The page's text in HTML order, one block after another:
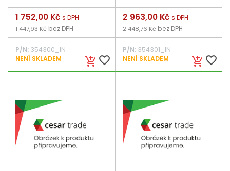
add_shopping_cart favorite_border
Cena
1 752,00 Kč s DPH
1 447,93 Kč bez DPH
P/N: 354300_IN
NENÍ SKLADEM
add_shopping_cart favorite_border
Cena
2 963,00 Kč s DPH
2 448,76 Kč bez DPH
P/N:354301_IN
NENÍ SKLADEM